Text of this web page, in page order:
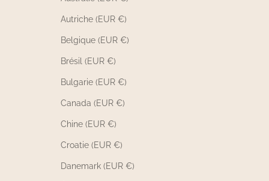
Autriche (EUR €)
Belgique (EUR €)
Brésil (EUR €)
Bulgarie (EUR €)
Canada (EUR €)
Chine (EUR €)
Croatie (EUR €)
Danemark (EUR €)